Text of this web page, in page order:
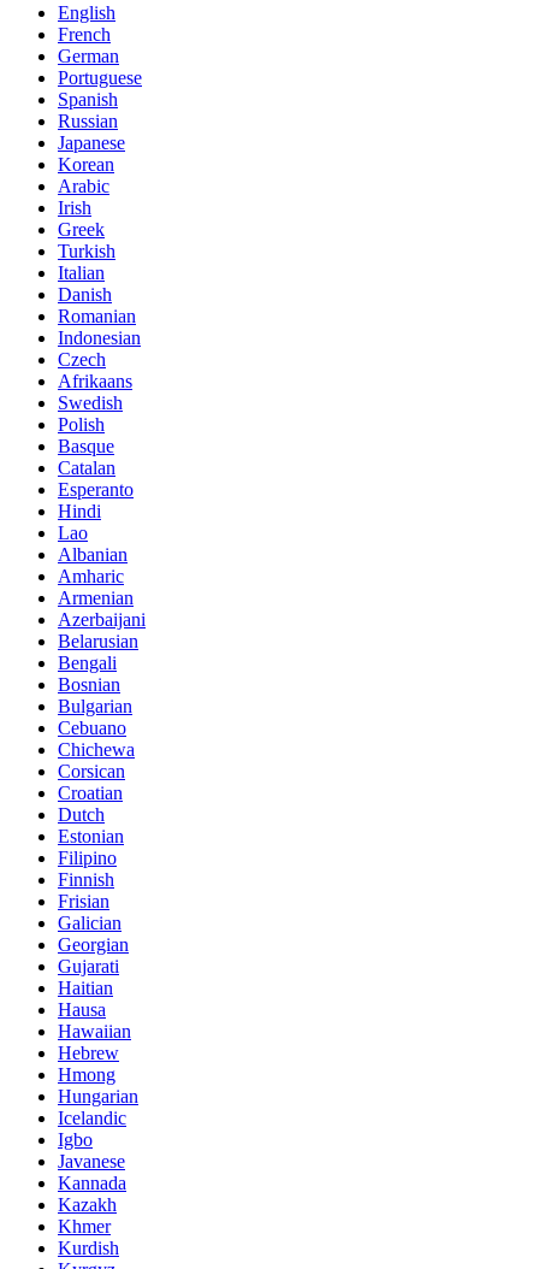
English
French
German
Portuguese
Spanish
Russian
Japanese
Korean
Arabic
Irish
Greek
Turkish
Italian
Danish
Romanian
Indonesian
Czech
Afrikaans
Swedish
Polish
Basque
Catalan
Esperanto
Hindi
Lao
Albanian
Amharic
Armenian
Azerbaijani
Belarusian
Bengali
Bosnian
Bulgarian
Cebuano
Chichewa
Corsican
Croatian
Dutch
Estonian
Filipino
Finnish
Frisian
Galician
Georgian
Gujarati
Haitian
Hausa
Hawaiian
Hebrew
Hmong
Hungarian
Icelandic
Igbo
Javanese
Kannada
Kazakh
Khmer
Kurdish